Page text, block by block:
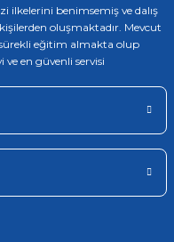
ilkelerini benimsemiş ve dalış
oluşmaktadır. Mevcut
eğitim almakta olup
en güvenli servisi